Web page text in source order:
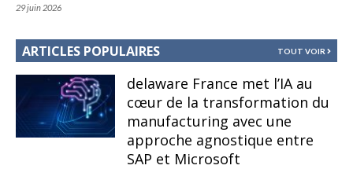
29 juin 2026
ARTICLES POPULAIRES TOUT VOIR
delaware France met l’IA au
cœur de la transformation du
manufacturing avec une
approche agnostique entre
SAP et Microsoft